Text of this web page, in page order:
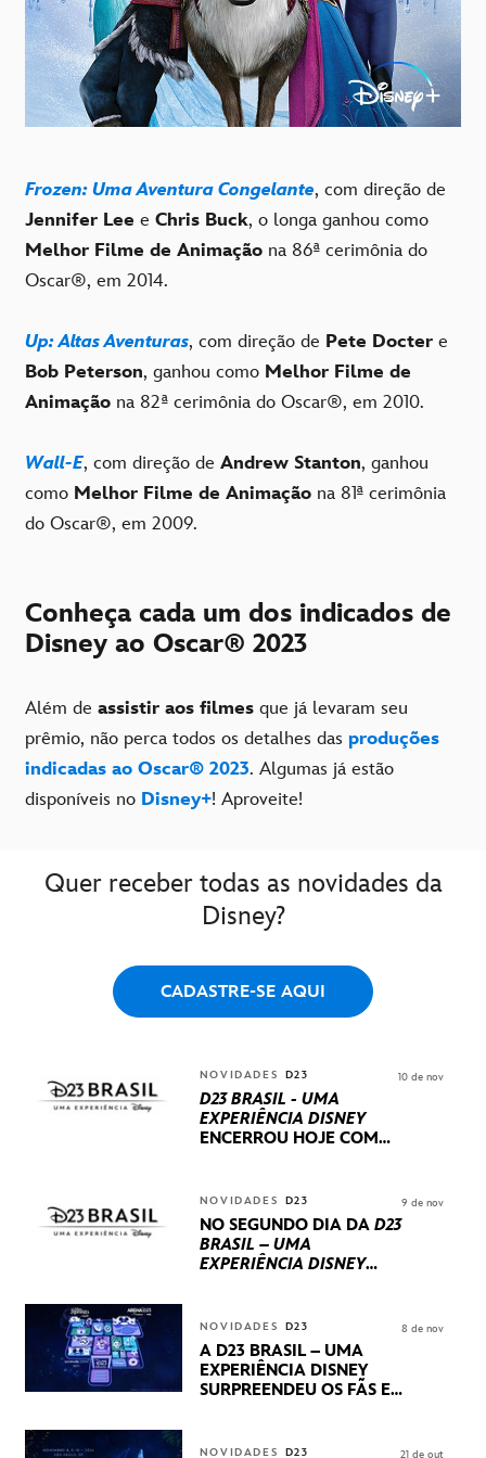
Frozen: Uma Aventura Congelante, com direção de
Jennifer Lee e Chris Buck, o longa ganhou como
Melhor Filme de Animação na 86ª cerimônia do
Oscar®, em 2014.
Up: Altas Aventuras, com direção de Pete Docter e
Bob Peterson, ganhou como Melhor Filme de
Animação na 82ª cerimônia do Oscar®, em 2010.
Wall-E, com direção de Andrew Stanton, ganhou
como Melhor Filme de Animação na 81ª cerimônia
do Oscar®, em 2009.
Conheça cada um dos indicados de
Disney ao Oscar® 2023
Além de assistir aos filmes que já levaram seu
prêmio, não perca todos os detalhes das produções
indicadas ao Oscar® 2023. Algumas já estão
disponíveis no Disney+! Aproveite!
Quer receber todas as novidades da
Disney?
CADASTRE-SE AQUI
NOVIDADES D23
D23 BRASIL - UMA
EXPERIÊNCIA DISNEY
ENCERROU HOJE COM
INTERNACIONAIS E
PRODUÇÕES BRASILEIRAS
10 de nov
NOVIDADES D23
NO SEGUNDO DIA DA D23
BRASIL – UMA
EXPERIÊNCIA DISNEY
STUDIOS REVELARAM
PRÉVIAS E NOVIDADES
DOS SEUS PRÓXIMOS
LANÇAMENTOS
9 de nov
NOVIDADES D23
A D23 BRASIL – UMA
EXPERIÊNCIA DISNEY
SURPREENDEU OS FÃS EM
APRESENTAÇÕES E
8 de nov
NOVIDADES D23 21 de out